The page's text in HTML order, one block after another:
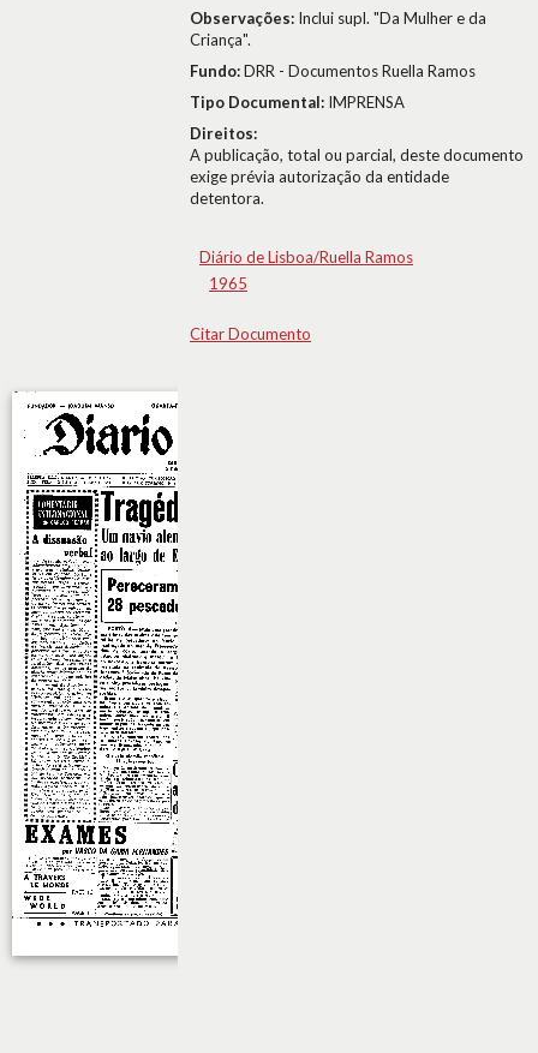
Observações: Inclui supl. "Da Mulher e da
Criança".
Fundo:DRR - Documentos Ruella Ramos
Tipo Documental: IMPRENSA
Direitos:
A publicação, total ou parcial, deste documento
exige prévia autorização da entidade
detentora.
Diário de Lisboa/Ruella Ramos
1965
Citar Documento